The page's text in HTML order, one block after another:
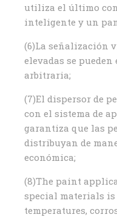
utiliza el último
inteligente y un
(6)La señalización
elevadas se pueden
arbitraria;
(7)El dispersor de
con el sistema de
garantiza que las
distribuyan de
económica;
(8)The paint
special materials
temperatures,